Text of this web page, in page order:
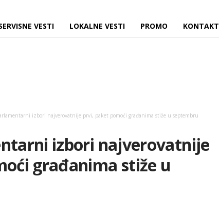
VESTI LOKALNE VESTI PROMO KONTAKT
izbori najverovatnije prvi, paket pomoći građanima stiže u septembru
izbori najverovatnije
građanima stiže u